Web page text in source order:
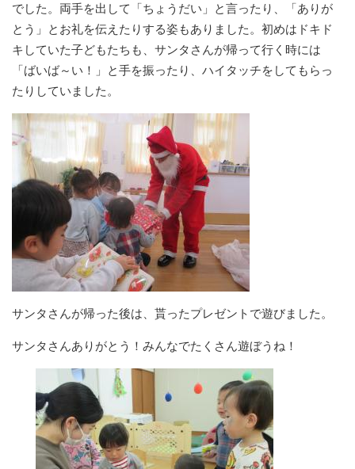
でした。両手を出して「ちょうだい」と言ったり、「ありが
とう」とお礼を伝えたりする姿もありました。初めはドキド
キしていた子どもたちも、サンタさんが帰って行く時には
「ばいば～い！」と手を振ったり、ハイタッチをしてもらっ
たりしていました。
サンタさんが帰った後は、貰ったプレゼントで遊びました。
サンタさんありがとう！みんなでたくさん遊ぼうね！